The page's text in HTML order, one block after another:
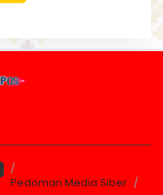
Pedoman Media Siber